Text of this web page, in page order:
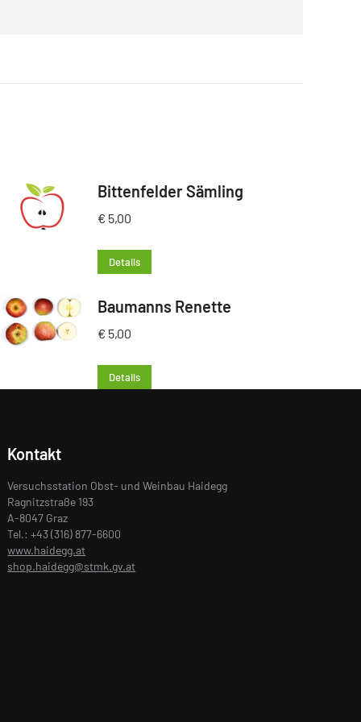
Bittenfelder Sämling
€ 5,00
Details
Baumanns Renette
€ 5,00
Details
Kontakt
Versuchsstation Obst- und Weinbau Haidegg
Ragnitzstraße 193
A-8047 Graz
Tel.: +43 (316) 877-6600
www.haidegg.at
shop.haidegg@stmk.gv.at